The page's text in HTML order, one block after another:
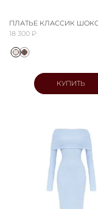
ПЛАТЬЕ КЛАССИК
18 300 ₽
КУПИТЬ